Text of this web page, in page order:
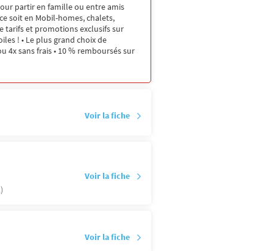
partir en famille ou entre amis
soit en Mobil-homes, chalets,
tarifs et promotions exclusifs sur
! • Le plus grand choix de
4x sans frais • 10 % remboursés sur
Voir la fiche
Voir la fiche
Voir la fiche